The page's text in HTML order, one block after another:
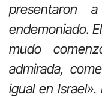
presentaron
endemoniado.
mudo
admirada,
igual en